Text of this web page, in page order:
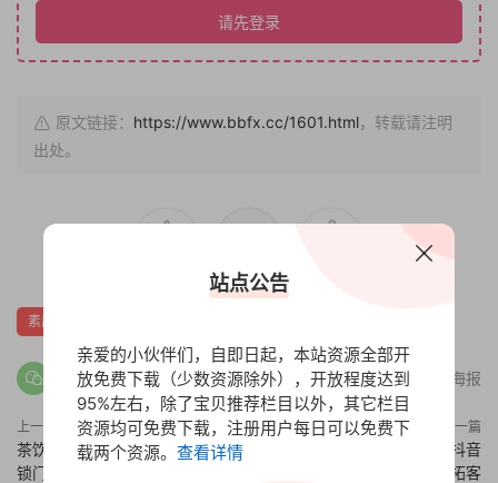
请先登录
原文链接： https://www.bbfx.cc/1601.html，转载请注明
出处。
素质技能
分享海报
上一篇
茶饮门店的经营与管理，茶饮连
锁门店精细化运营
下一篇
餐饮人的短视频拓客玩法，抖音
团购如何给门店拓客
站点公告
亲爱的小伙伴们，自即日起，本站资源全部开
放免费下载（少数资源除外），开放程度达到
95%左右，除了宝贝推荐栏目以外，其它栏目
资源均可免费下载，注册用户每日可以免费下
载两个资源。 查看详情